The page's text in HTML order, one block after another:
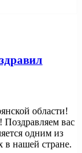
области!
Поздравляем вас
одним из
нашей стране.